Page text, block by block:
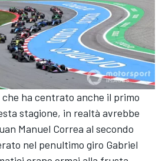
ha centrato anche il primo
stagione, in realtà avrebbe
Manuel Correa al secondo
nel penultimo giro Gabriel